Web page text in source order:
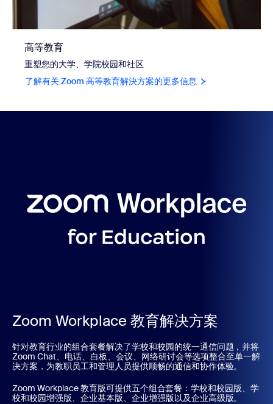
高等教育
重塑您的大学、学院校园和社区
了解有关 Zoom 高等教育解決方案的更多信息
Zoom Workplace 教育解决方案
针对教育行业的组合套餐解决了学校和校园的统一通信问题，并将
Zoom Chat、电话、白板、会议、网络研讨会等选项整合至单一解
决方案，为教职员工和管理人员提供顺畅的通信和协作体验。
Zoom Workplace 教育版可提供五个组合套餐：学校和校园版、学
校和校园增强版、企业基本版、企业增强版以及企业高级版。